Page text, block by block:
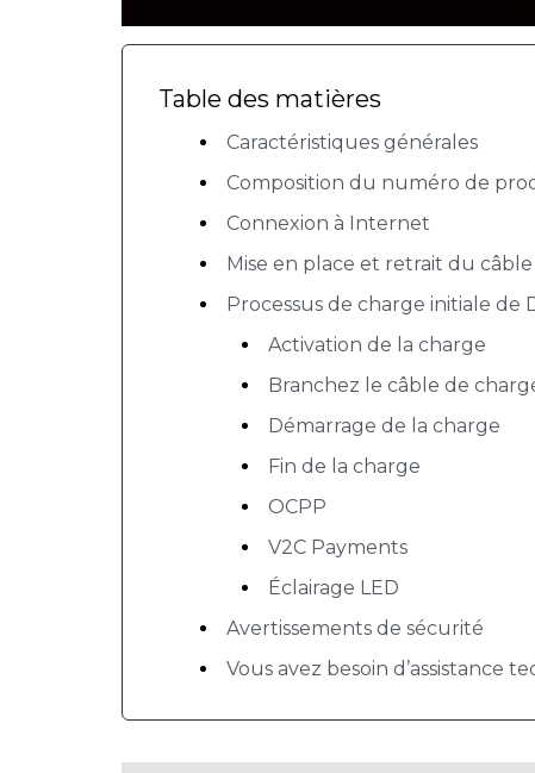
Table des matières
Caractéristiques générales
Composition du numéro de
Connexion à Internet
Mise en place et retrait du câble
Processus de charge initiale de
Activation de la charge
Branchez le câble de
Démarrage de la charge
Fin de la charge
OCPP
V2C Payments
Éclairage LED
Avertissements de sécurité
Vous avez besoin d’assistance